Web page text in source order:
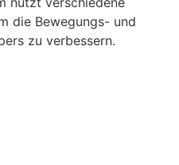
die Bewegungs- und
zu verbessern.